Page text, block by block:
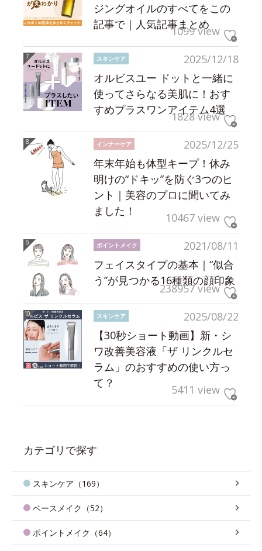
ジングオイルのすべてをこの
記事で｜人気記事まとめ
1099 view
2025/12/18
スキンケア
オルビスユー ドットと一緒に
使ってさらなる美肌に！おす
すめプラスワンアイテム4選
1828 view
2025/12/25
インナーケア
年末年始も体型キープ！休み
明けの“ドキッ”を防ぐ3つのヒ
ント｜美容のプロに聞いてみ
ました！
10467 view
2021/08/11
ポイントメイク
フェイスタイプの基本｜“似合
う”が見つかる16種類の顔印象
238957 view
2025/08/22
スキンケア
【30秒ショート動画】新・シ
ワ改善美容液「ザ リンクルセ
ラム」のおすすめの使い方っ
て？
5411 view
カテゴリで探す
スキンケア（169）
ベースメイク（52）
ポイントメイク（64）